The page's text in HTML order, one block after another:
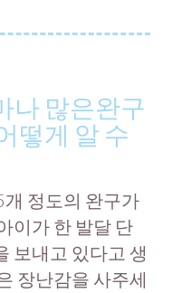
나 많은완구
떻게 알 수
정도의 완구가
이가 한 발달 단
보내고 있다고 생
장난감을 사주세